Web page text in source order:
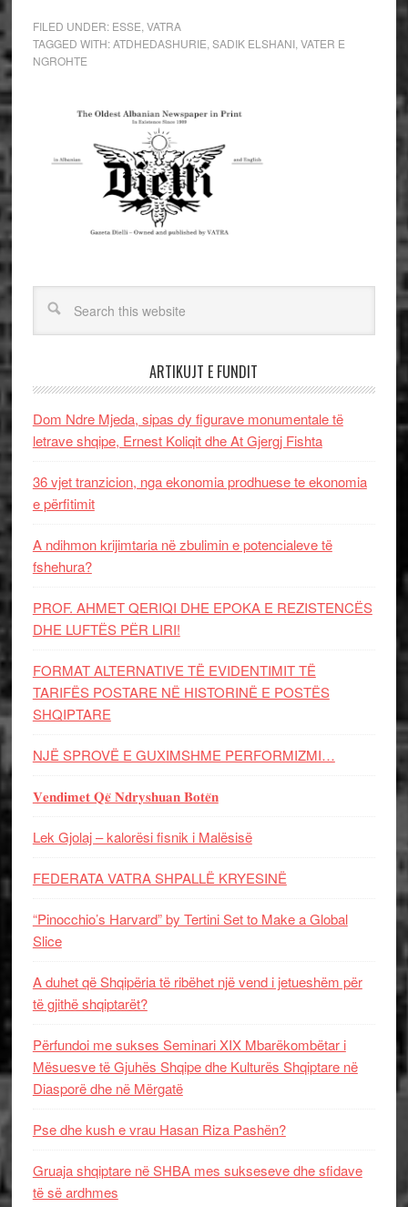
FILED UNDER: ESSE VATRA
TAGGED WITH:ATDHEDASHURIE SADIK ELSHANI, VATER E
NGROHTE
ARTIKUJT E FUNDIT
Dom Ndre Mjeda, sipas dy figurave monumentale të
letrave shqipe, Ernest Koliqit dhe At Gjergj Fishta
36 vjet tranzicion, nga ekonomia prodhuese te ekonomia
e përfitimit
A ndihmon krijimtaria në zbulimin e potencialeve të
fshehura?
PROF. AHMET QERIQI DHE EPOKA E REZISTENCЁS
DHE LUFTЁS PЁR LIRI!
FORMAT ALTERNATIVE TË EVIDENTIMIT TË
TARIFËS POSTARE NË HISTORINË E POSTËS
SHQIPTARE
NJË SPROVË E GUXIMSHME PERFORMIZMI…
𝐕𝐞𝐧𝐝𝐢𝐦𝐞𝐭 𝐐𝐞̈ 𝐍𝐝𝐫𝐲𝐬𝐡𝐮𝐚𝐧 𝐁𝐨𝐭𝐞̈𝐧
Lek Gjolaj – kalorësi fisnik i Malësisë
FEDERATA VATRA SHPALLË KRYESINË
“Pinocchio’s Harvard” by Tertini Set to Make a Global
Slice
A duhet që Shqipëria të ribëhet një vend i jetueshëm për
të gjithë shqiptarët?
Përfundoi me sukses Seminari XIX Mbarëkombëtar i
Mësuesve të Gjuhës Shqipe dhe Kulturës Shqiptare në
Diasporë dhe në Mërgatë
Pse dhe kush e vrau Hasan Riza Pashën?
Gruaja shqiptare në SHBA mes sukseseve dhe sfidave
të së ardhmes